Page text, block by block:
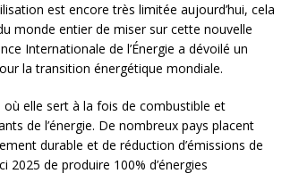
est encore très limitée aujourd’hui, cela
monde entier de miser sur cette nouvelle
Internationale de l’Énergie a dévoilé un
la transition énergétique mondiale.
elle sert à la fois de combustible et
de l’énergie. De nombreux pays placent
durable et de réduction d’émissions de
2025 de produire 100% d’énergies